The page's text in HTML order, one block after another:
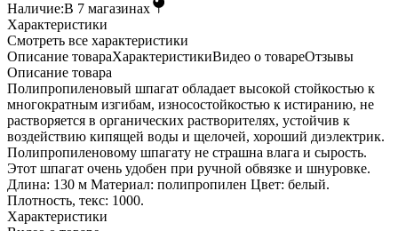
Наличие:В 7 магазинах
Характеристики
Cмотреть все характеристики
Описание товараХарактеристикиВидео о товареОтзывы
Описание товара
Полипропиленовый шпагат обладает высокой стойкостью к
многократным изгибам, износостойкостью к истиранию, не
растворяется в органических растворителях, устойчив к
воздействию кипящей воды и щелочей, хороший диэлектрик.
Полипропиленовому шпагату не страшна влага и сырость.
Этот шпагат очень удобен при ручной обвязке и шнуровке.
Длина: 130 м Материал: полипропилен Цвет: белый.
Плотность, текс: 1000.
Характеристики